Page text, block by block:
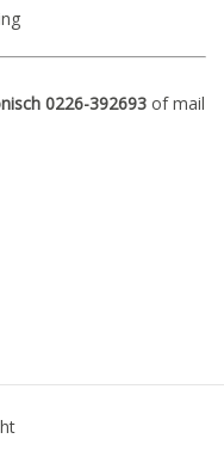
0226-392693 of mail